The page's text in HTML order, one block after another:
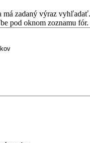
má zadaný výraz vyhľadať.
pod oknom zoznamu fór.